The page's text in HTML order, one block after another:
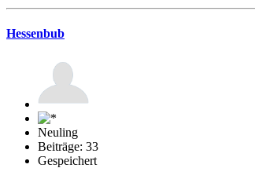
Hessenbub
Neuling
Beiträge: 33
Gespeichert